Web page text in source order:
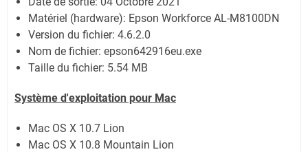
Matériel (hardware): Epson Workforce AL-M8100DN
Version du fichier: 4.6.2.0
Nom de fichier: epson642916eu.exe
Taille du fichier: 5.54 MB
Système d'exploitation pour Mac
Mac OS X 10.7 Lion
Mac OS X 10.8 Mountain Lion